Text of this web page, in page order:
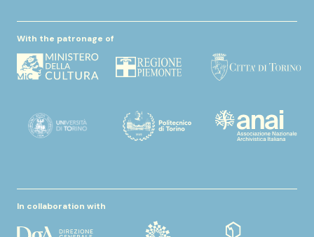
With the patronage of
In collaboration with